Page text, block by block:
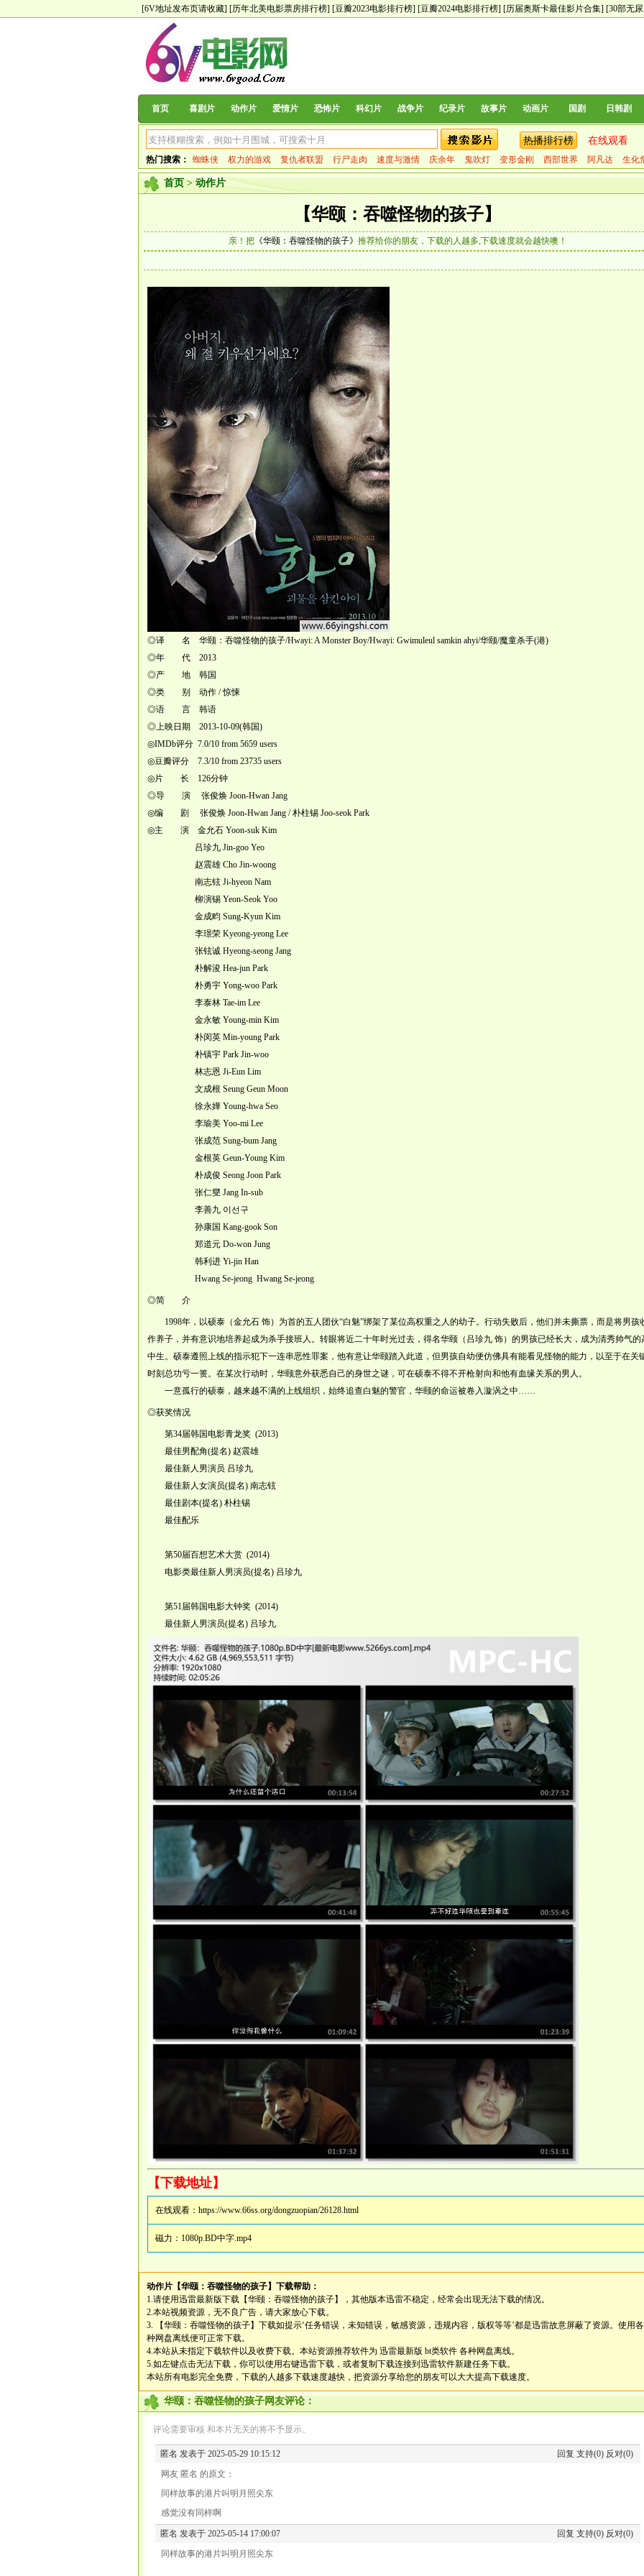
[6V地址发布页请收藏] [历年北美电影票房排行榜] [豆瓣2023电影排行榜] [豆瓣2024电影排行榜] [历届奥斯卡最佳影片合集] [30部无
首页 喜剧片 动作片 爱情片 恐怖片 科幻片 战争片 纪录片 故事片 动画片 国剧 日韩剧
热播排行榜 在线观看
热门搜索： 蜘蛛侠 权力的游戏 复仇者联盟 行尸走肉 速度与激情 庆余年 鬼吹灯 变形金刚 西部世界 阿凡达 生化
首页>动作片
【华颐：吞噬怪物的孩子】
亲！把《华颐：吞噬怪物的孩子》 推荐给你的朋友，下载的人越多,下载速度就会越快噢！
◎译 名 华颐：吞噬怪物的孩子/Hwayi: A Monster Boy/Hwayi: Gwimuleul samkin ahyi/华颐/魔童杀手(港)
◎年 代 2013
◎产 地 韩国
◎类 别 动作 / 惊悚
◎语 言 韩语
◎上映日期 2013-10-09(韩国)
◎IMDb评分 7.0/10 from 5659 users
◎豆瓣评分 7.3/10 from 23735 users
◎片 长 126分钟
◎导 演 张俊焕 Joon-Hwan Jang
◎编 剧 张俊焕 Joon-Hwan Jang / 朴柱锡 Joo-seok Park
◎主 演 金允石 Yoon-suk Kim
吕珍九 Jin-goo Yeo
赵震雄 Cho Jin-woong
南志铉 Ji-hyeon Nam
柳演锡 Yeon-Seok Yoo
金成畇 Sung-Kyun Kim
李璟荣 Kyeong-yeong Lee
张铉诚 Hyeong-seong Jang
朴解浚 Hea-jun Park
朴勇宇 Yong-woo Park
李泰林 Tae-im Lee
金永敏 Young-min Kim
朴闵英 Min-young Park
朴镇宇 Park Jin-woo
林志恩 Ji-Eun Lim
文成根 Seung Geun Moon
徐永嬅 Young-hwa Seo
李瑜美 Yoo-mi Lee
张成范 Sung-bum Jang
金根英 Geun-Young Kim
朴成俊 Seong Joon Park
张仁燮 Jang In-sub
李善九 이선구
孙康国 Kang-gook Son
郑道元 Do-won Jung
韩利进 Yi-jin Han
Hwang Se-jeong Hwang Se-jeong
◎简 介
1998年，以硕泰（金允石 饰）为首的五人团伙“白魅”绑架了某位高权重之人的幼子。行动失败后，他们并未撕票，而是将男孩
作养子，并有意识地培养起成为杀手接班人。转眼将近二十年时光过去，得名华颐（吕珍九 饰）的男孩已经长大，成为清秀帅气的
中生。硕泰遵照上线的指示犯下一连串恶性罪案，他有意让华颐踏入此道，但男孩自幼便仿佛具有能看见怪物的能力，以至于在关
时刻总功亏一篑。在某次行动时，华颐意外获悉自己的身世之谜，可在硕泰不得不开枪射向和他有血缘关系的男人。
一意孤行的硕泰，越来越不满的上线组织，始终追查白魅的警官，华颐的命运被卷入漩涡之中……
◎获奖情况
第34届韩国电影青龙奖 (2013)
最佳男配角(提名) 赵震雄
最佳新人男演员 吕珍九
最佳新人女演员(提名) 南志铉
最佳剧本(提名) 朴柱锡
最佳配乐
第50届百想艺术大赏 (2014)
电影类最佳新人男演员(提名) 吕珍九
第51届韩国电影大钟奖 (2014)
最佳新人男演员(提名) 吕珍九
【下载地址】
在线观看： https://www.66ss.org/dongzuopian/26128.html
磁力： 1080p.BD中字.mp4
动作片 【华颐：吞噬怪物的孩子】 下载帮助：
1.请使用迅雷最新版下载 【华颐：吞噬怪物的孩子】
，其他版本迅雷不稳定，经常会出现无法下载的情况。
2.本站视频资源，无不良广告，请大家放心下载。
3.
【华颐：吞噬怪物的孩子】 下载如提示‘任务错误，未知错误，敏感资源，违规内容，版权等等’都是迅雷故意屏蔽了资源。使用各
种网盘离线便可正常下载。
4.本站从未指定下载软件以及收费下载。本站资源推荐软件为 迅雷最新版 bt类软件 各种网盘离线。
5.如左键点击无法下载，你可以使用右键迅雷下载，或者复制下载连接到迅雷软件新建任务下载。
本站所有电影完全免费，下载的人越多下载速度越快，把资源分享给您的朋友可以大大提高下载速度。
华颐：吞噬怪物的孩子网友评论：